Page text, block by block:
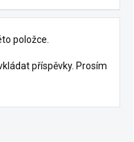
položce.
příspěvky. Prosím